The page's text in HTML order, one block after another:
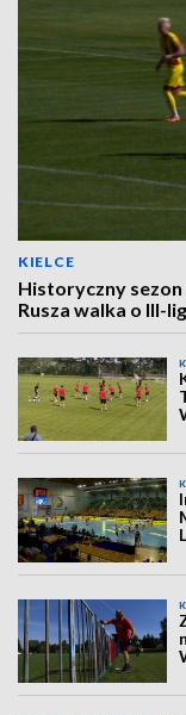
KIELCE
Historyczny
Rusza walka o III-